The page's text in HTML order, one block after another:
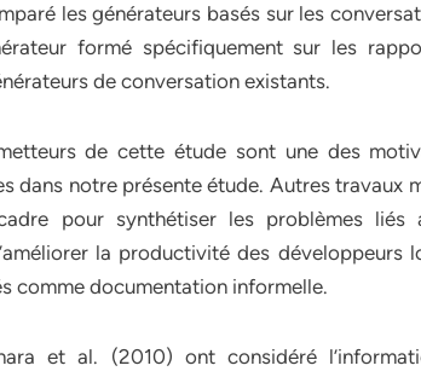
les générateurs basés sur les
formé spécifiquement sur les
de conversation existants.
de cette étude sont une des
dans notre présente étude. Autres travaux
pour synthétiser les problèmes
la productivité des développeurs
comme documentation informelle.
et al. (2010) ont considéré